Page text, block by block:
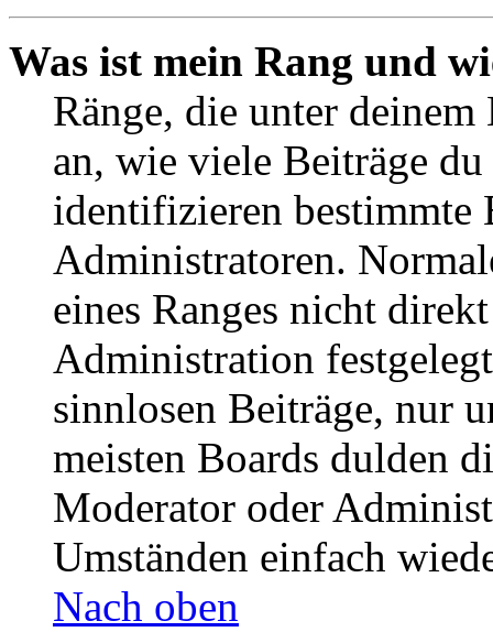
Was ist mein Rang und
Ränge, die unter deinem
an, wie viele Beiträge
identifizieren bestimmte
Administratoren.
eines Ranges nicht
Administration
sinnlosen Beiträge, nur
meisten Boards dulden
Moderator oder
Umständen einfach
Nach oben